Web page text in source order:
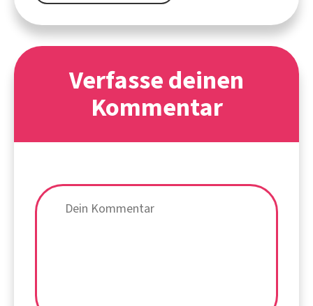
Verfasse deinen
Kommentar